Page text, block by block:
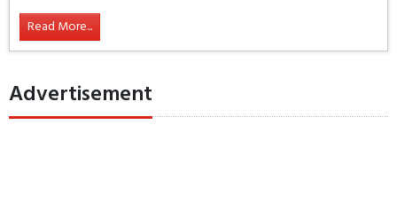
Read More...
Advertisement